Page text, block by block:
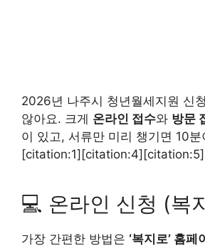
2026년 나주시 청년월세지원 신
않아요. 크게 온라인 접수와 방문
이 있고, 서류만 미리 챙기면 10
💻 온라인 신청 (복
가장 간편한 방법은 ‘복지로’ 홈페